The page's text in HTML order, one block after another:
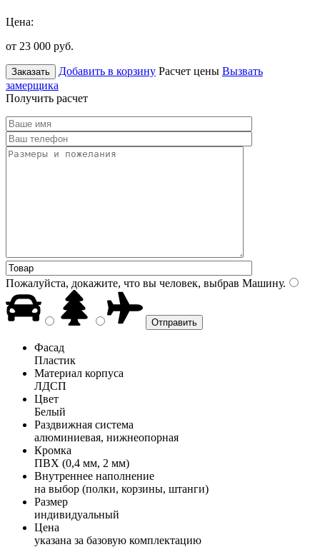
Цена:
от 23 000 руб.
Заказать Добавить в корзину Расчет цены Вызвать
замерщика
Получить расчет
Пожалуйста, докажите, что вы человек, выбрав Машину.
Фасад
Пластик
Материал корпуса
ЛДСП
Цвет
Белый
Раздвижная система
алюминиевая, нижнеопорная
Кромка
ПВХ (0,4 мм, 2 мм)
Внутреннее наполнение
на выбор (полки, корзины, штанги)
Размер
индивидуальный
Цена
указана за базовую комплектацию